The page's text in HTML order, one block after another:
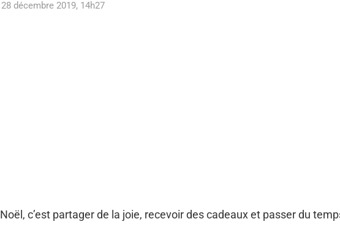
28 décembre 2019, 14h27
Noël, c’est partager de la joie, recevoir des cadeaux et passer du